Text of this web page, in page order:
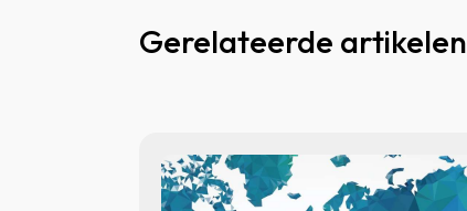
Gerelateerde artikelen